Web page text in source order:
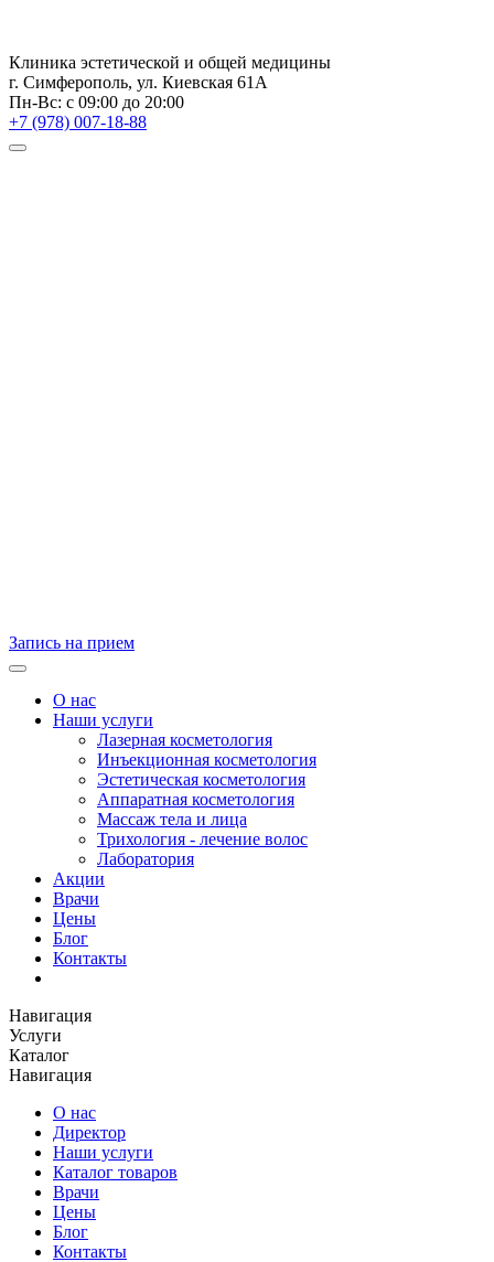
Клиника эстетической и общей медицины
г. Симферополь, ул. Киевская 61А
Пн-Вс: с 09:00 до 20:00
+7 (978) 007-18-88
Запись на прием
О нас
Наши услуги
Лазерная косметология
Инъекционная косметология
Эстетическая косметология
Аппаратная косметология
Массаж тела и лица
Трихология - лечение волос
Лаборатория
Акции
Врачи
Цены
Блог
Контакты
Навигация
Услуги
Каталог
Навигация
О нас
Директор
Наши услуги
Каталог товаров
Врачи
Цены
Блог
Контакты